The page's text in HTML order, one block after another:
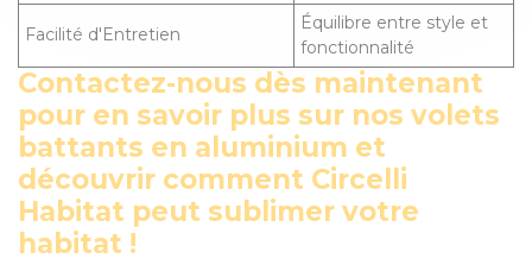
Facilité d'Entretien
Équilibre entre style et
fonctionnalité
Contactez-nous dès maintenant
pour en savoir plus sur nos volets
battants en aluminium et
découvrir comment Circelli
Habitat peut sublimer votre
habitat !